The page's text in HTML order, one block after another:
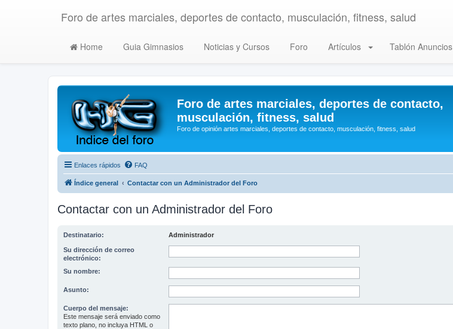
Foro de artes marciales, deportes de contacto, musculación, fitness, salud
Home Guia Gimnasios Noticias y Cursos Foro Artículos Tablón Anuncios
Foro de artes marciales, deportes de contacto,
musculación, fitness, salud
Foro de opinión artes marciales, deportes de contacto, musculación, fitness, salud
Enlaces rápidos FAQ
Índice general Contactar con un Administrador del Foro
Contactar con un Administrador del Foro
Destinatario: Administrador
Su dirección de correo
electrónico:
Su nombre:
Asunto:
Cuerpo del mensaje:
Este mensaje será enviado como
texto plano, no incluya HTML o